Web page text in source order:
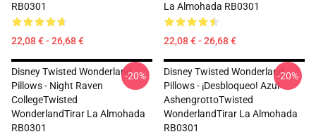
RB0301
22,08 € - 26,68 €
La Almohada RB0301
22,08 € - 26,68 €
Disney Twisted Wonderland
Pillows - Night Raven
CollegeTwisted
WonderlandTirar La Almohada
RB0301
-20%
Disney Twisted Wonderland
Pillows - ¡Desbloqueo! Azul
AshengrottoTwisted
WonderlandTirar La Almohada
RB0301
-20%